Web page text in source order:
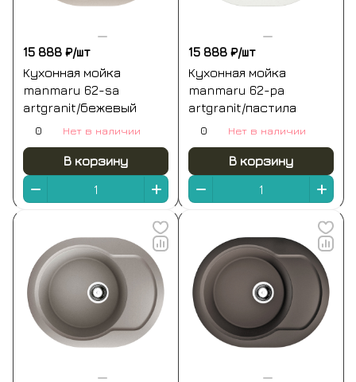
15 888 ₽/шт
Кухонная мойка
manmaru 62-sa
artgranit/бежевый
0 Нет в наличии
В корзину
15 888 ₽/шт
Кухонная мойка
manmaru 62-pa
artgranit/пастила
0 Нет в наличии
В корзину